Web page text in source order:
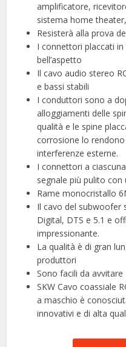
amplificatore,
sistema home
Resisterà alla prova
I connettori placcati
bell’aspetto
Il cavo audio stereo
e bassi stabili
I conduttori sono a
alloggiamenti delle
qualità e le spine
corrosione lo
interferenze esterne.
I connettori a
segnale più pulito
Rame monocristallo
Il cavo del subwoofer
Digital, DTS e 5.1 e
impressionante.
La qualità è di gran
produttori
Sono facili da avvitare
SKW Cavo coassiale
a maschio è
innovativi e di alta